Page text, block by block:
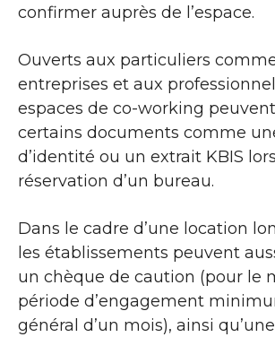
confirmer auprès de l’espace.
Ouverts aux particuliers
entreprises et aux
espaces de co-working
certains documents comme
d’identité ou un extrait KBIS
réservation d’un bureau.
Dans le cadre d’une location
les établissements peuvent
un chèque de caution (pour le
période d’engagement
général d’un mois), ainsi